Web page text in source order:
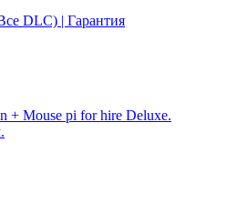
DLC) | Гарантия
+ Mouse pi for hire Deluxe.